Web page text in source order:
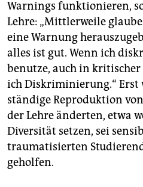
Warnings funktionieren,
Lehre: „Mittlerweile
eine Warnung
alles ist gut. Wenn ich
benutze, auch in
ich Diskriminierung.“ Erst
ständige Reproduktion
der Lehre änderten, etwa
Diversität setzen, sei
traumatisierten
geholfen.